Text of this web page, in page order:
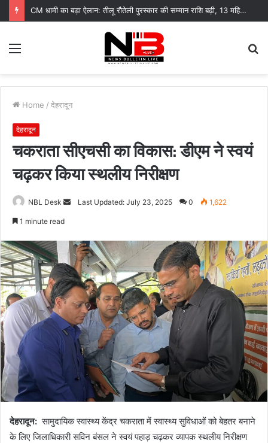
CM धामी का बड़ा ऐलान: तीलू रौतेली पुरस्कार की सम्मान राशि बढ़ी, 13 महिलाएं हुई सम्मानित
Menu
Home / देहरादून
देहरादून
चकराता सीएचसी का विकास: डीएम ने स्वयं
चढ़कर किया स्थलीय निरीक्षण
NBL Desk
SendLast Updated: July 23, 2025 0 1,622
1 minute read
देहरादून: सामुदायिक स्वास्थ्य केंद्र चकराता में स्वास्थ्य सुविधाओं को बेहतर बनाने
के लिए जिलाधिकारी सविन बंसल ने स्वयं पहाड़ चढ़कर व्यापक स्थलीय निरीक्षण